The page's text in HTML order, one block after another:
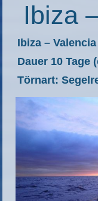
Ibiza
Ibiza – Valencia
Dauer 10 Tage
Törnart: